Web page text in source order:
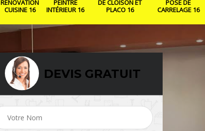
RÉNOVATION
CUISINE 16
PEINTRE
INTÉRIEUR 16
DE CLOISON ET
PLACO 16
POSE DE
CARRELAGE 16
Pose de parquet 16 Rénovation salle de
DEVIS GRATUIT